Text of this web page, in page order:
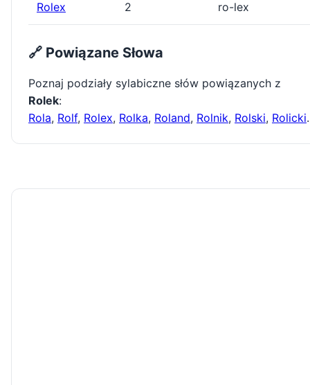
Rolex 2 ro-lex
🔗 Powiązane Słowa
Poznaj podziały sylabiczne słów powiązanych z
Rolek:
Rola, Rolf, Rolex, Rolka, Roland, Rolnik, Rolski, Rolicki.